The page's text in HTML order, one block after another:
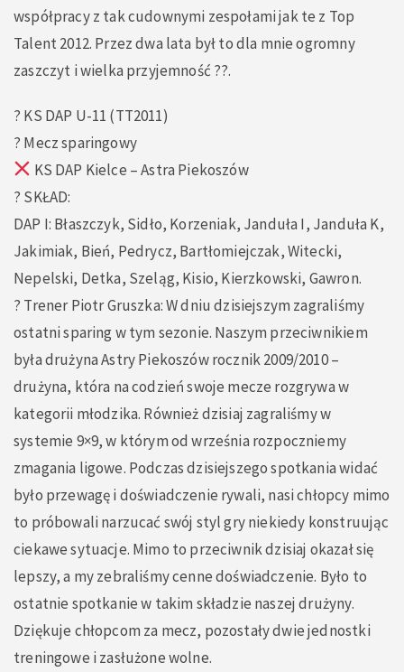
współpracy z tak cudownymi zespołami jak te z Top
Talent 2012. Przez dwa lata był to dla mnie ogromny
zaszczyt i wielka przyjemność ??.
? KS DAP U-11 (TT2011)
? Mecz sparingowy
KS DAP Kielce – Astra Piekoszów
? SKŁAD:
DAP I: Błaszczyk, Sidło, Korzeniak, Janduła I, Janduła K,
Jakimiak, Bień, Pedrycz, Bartłomiejczak, Witecki,
Nepelski, Detka, Szeląg, Kisio, Kierzkowski, Gawron.
?️ Trener Piotr Gruszka: W dniu dzisiejszym zagraliśmy
ostatni sparing w tym sezonie. Naszym przeciwnikiem
była drużyna Astry Piekoszów rocznik 2009/2010 –
drużyna, która na codzień swoje mecze rozgrywa w
kategorii młodzika. Również dzisiaj zagraliśmy w
systemie 9×9, w którym od września rozpoczniemy
zmagania ligowe. Podczas dzisiejszego spotkania widać
było przewagę i doświadczenie rywali, nasi chłopcy mimo
to próbowali narzucać swój styl gry niekiedy konstruując
ciekawe sytuacje. Mimo to przeciwnik dzisiaj okazał się
lepszy, a my zebraliśmy cenne doświadczenie. Było to
ostatnie spotkanie w takim składzie naszej drużyny.
Dziękuje chłopcom za mecz, pozostały dwie jednostki
treningowe i zasłużone wolne.